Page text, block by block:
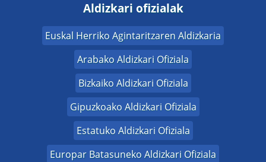
Aldizkari ofizialak
Euskal Herriko Agintaritzaren Aldizkaria
Arabako Aldizkari Ofiziala
Bizkaiko Aldizkari Ofiziala
Gipuzkoako Aldizkari Ofiziala
Estatuko Aldizkari Ofiziala
Europar Batasuneko Aldizkari Ofiziala